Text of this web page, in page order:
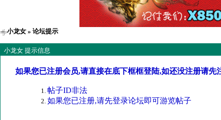
小龙女 » 论坛提示
小龙女 提示信息
如果您已注册会员,请直接在底下框框登陆,如还没注册请先
帖子ID非法
如果您已注册,请先登录论坛即可游览帖子